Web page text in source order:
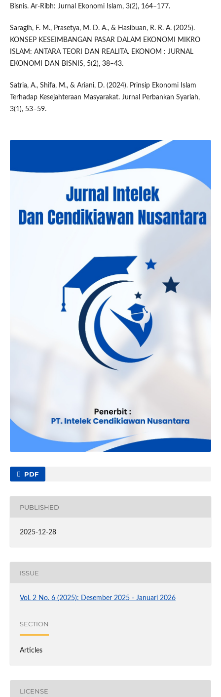
Bisnis. Ar-Ribh: Jurnal Ekonomi Islam, 3(2), 164–177.
Saragih, F. M., Prasetya, M. D. A., & Hasibuan, R. R. A. (2025).
KONSEP KESEIMBANGAN PASAR DALAM EKONOMI MIKRO
ISLAM: ANTARA TEORI DAN REALITA. EKONOM : JURNAL
EKONOMI DAN BISNIS, 5(2), 38–43.
Satria, A., Shifa, M., & Ariani, D. (2024). Prinsip Ekonomi Islam
Terhadap Kesejahteraan Masyarakat. Jurnal Perbankan Syariah,
3(1), 53–59.
PDF
PUBLISHED
2025-12-28
ISSUE
Vol. 2 No. 6 (2025): Desember 2025 - Januari 2026
SECTION
Articles
LICENSE